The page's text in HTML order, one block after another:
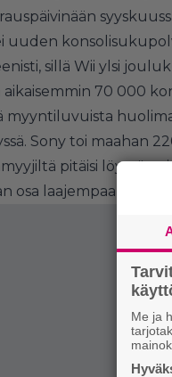
uuden
sillä Wii ylsi
70 000
myyntiluvuista
Sony toi maahan
pitäisi löytyä
osa laajempaa
Me ja